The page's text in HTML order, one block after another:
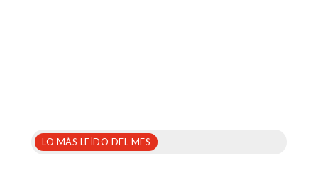
LO MÁS LEÍDO DEL MES